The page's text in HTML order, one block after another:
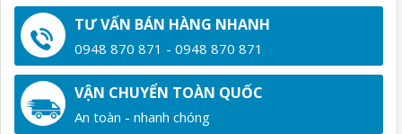
TƯ VẤN BÁN HÀNG NHANH
0948 870 871 - 0948 870 871
VẬN CHUYỂN TOÀN QUỐC
An toàn - nhanh chóng